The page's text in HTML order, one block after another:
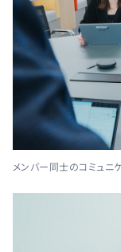
メンバー同士のコミュニ